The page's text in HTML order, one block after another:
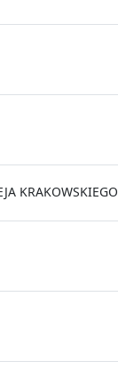
KRAKOWSKIEGO